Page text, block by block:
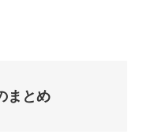
まとめ